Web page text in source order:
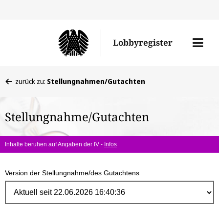
Lobbyregister
Menü
befinden
hier:
zurück zu: Stellungnahmen/Gutachten
Stellungnahme/Gutachten
Inhalte beruhen auf Angaben der IV - Infos
Version der Stellungnahme/des Gutachtens